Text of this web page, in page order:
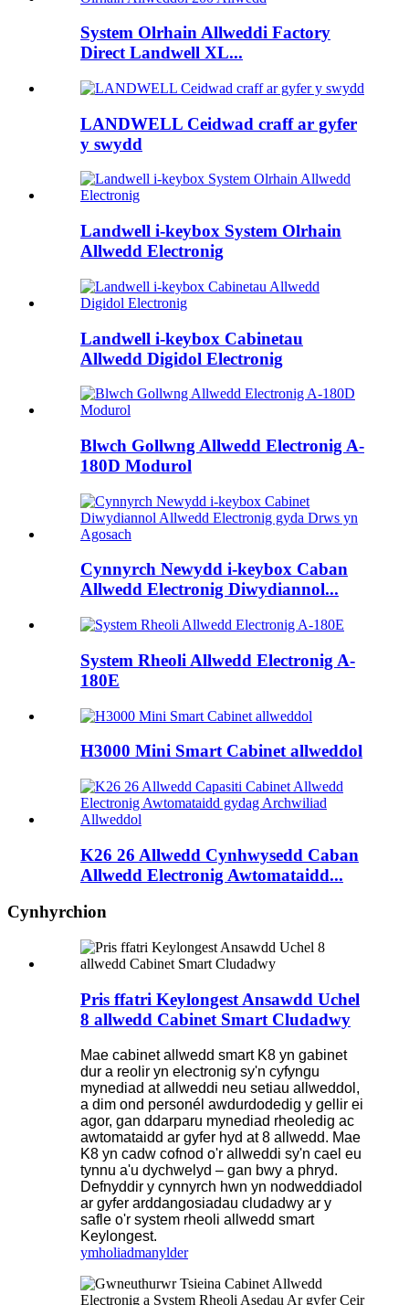
System Olrhain Allweddi Factory
Direct Landwell XL...
LANDWELL Ceidwad craff ar gyfer
y swydd
Landwell i-keybox System Olrhain
Allwedd Electronig
Landwell i-keybox Cabinetau
Allwedd Digidol Electronig
Blwch Gollwng Allwedd Electronig A-
180D Modurol
Cynnyrch Newydd i-keybox Caban
Allwedd Electronig Diwydiannol...
System Rheoli Allwedd Electronig A-
180E
H3000 Mini Smart Cabinet allweddol
K26 26 Allwedd Cynhwysedd Caban
Allwedd Electronig Awtomataidd...
Cynhyrchion
Pris ffatri Keylongest Ansawdd Uchel
8 allwedd Cabinet Smart Cludadwy
Mae cabinet allwedd smart K8 yn gabinet
dur a reolir yn electronig sy'n cyfyngu
mynediad at allweddi neu setiau allweddol,
a dim ond personél awdurdodedig y gellir ei
agor, gan ddarparu mynediad rheoledig ac
awtomataidd ar gyfer hyd at 8 allwedd. Mae
K8 yn cadw cofnod o'r allweddi sy'n cael eu
tynnu a'u dychwelyd – gan bwy a phryd.
Defnyddir y cynnyrch hwn yn nodweddiadol
ar gyfer arddangosiadau cludadwy ar y
safle o'r system rheoli allwedd smart
Keylongest.
ymholiadmanylder